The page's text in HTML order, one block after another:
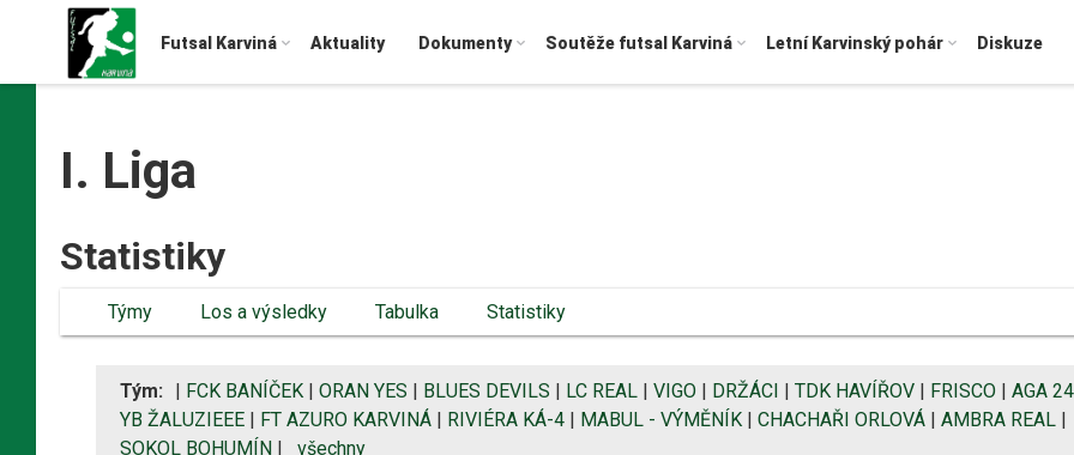
Futsal Karviná Aktuality Dokumenty Soutěže futsal Karviná Letní Karvinský pohár Diskuze
I. Liga
Statistiky
Týmy Los a výsledky Tabulka Statistiky
Tým: | FCK BANÍČEK | ORAN YES | BLUES DEVILS | LC REAL | VIGO | DRŽÁCI | TDK HAVÍŘOV | FRISCO | AGA 24
YB ŽALUZIEEE | FT AZURO KARVINÁ | RIVIÉRA KÁ-4 | MABUL - VÝMĚNÍK | CHACHAŘI ORLOVÁ | AMBRA REAL |
SOKOL BOHUMÍN | všechny